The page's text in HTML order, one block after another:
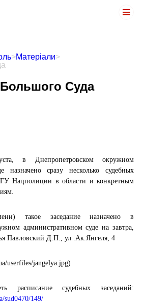
>Матеріали>
Суда
в Днепропетровском окружном
назначено сразу несколько судебных
Нацполиции в области и конкретным
такое заседание назначено в
административном суде на завтра,
Павловский Д.П., ул .Ак.Янгеля, 4
userfiles/jangelya.jpg)
расписание судебных заседаний:
sud0470/149/